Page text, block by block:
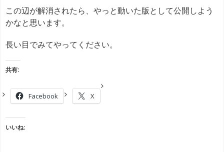
この辺が解消されたら、やっと動いた版として公開しよう
かなと思います。
長い目でみてやってください。
共有:
Facebook X
いいね: